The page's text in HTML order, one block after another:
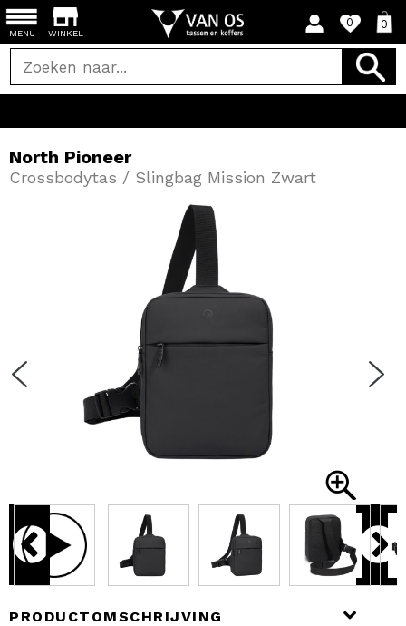
WINKEL
0 0
MENU
PRODUCTOMSCHRIJVING
North Pioneer
Crossbodytas / Slingbag Mission Zwart